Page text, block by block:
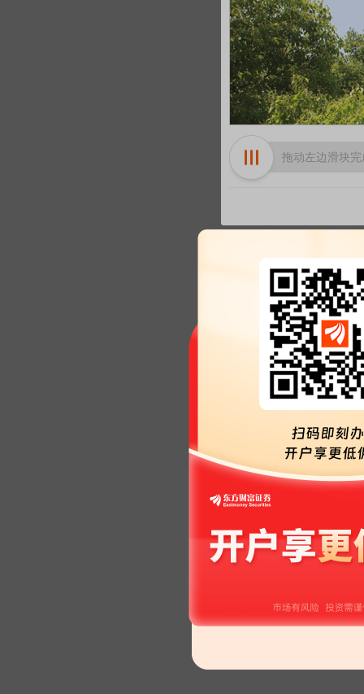
拖动左边滑块